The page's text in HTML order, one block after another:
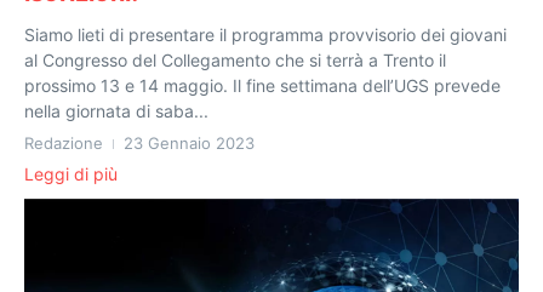
Siamo lieti di presentare il programma provvisorio dei giovani
al Congresso del Collegamento che si terrà a Trento il
prossimo 13 e 14 maggio. Il fine settimana dell’UGS prevede
nella giornata di saba...
Redazione 23 Gennaio 2023
Leggi di più